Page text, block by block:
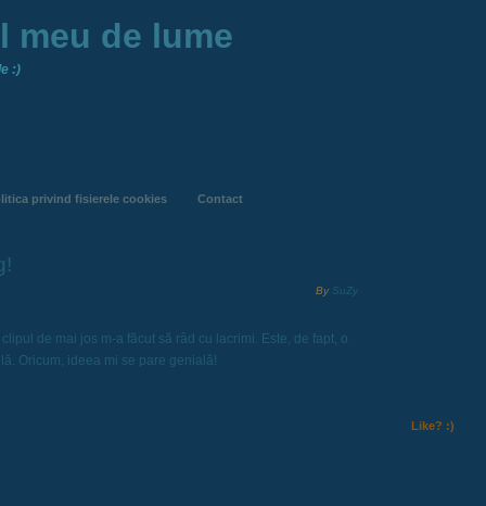
meu de lume
:)
privind fisierele cookies Contact
By SuZy
de mai jos m-a făcut să râd cu lacrimi. Este, de fapt, o
Oricum, ideea mi se pare genială!
Like? :)